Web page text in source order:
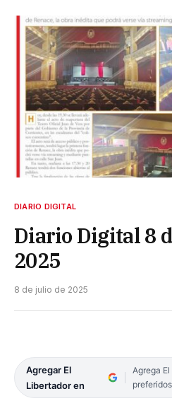
DIARIO DIGITAL
Diario Digital 8
2025
8 de julio de 2025
Agregar El
Libertador en
Agrega